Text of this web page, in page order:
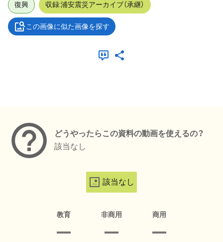
復興 収録:浦安震災アーカイブ（承継）
この画像に似た画像を探す
どうやったらこの資料の動画を使えるの？
該当なし
該当なし
教育 非商用 商用